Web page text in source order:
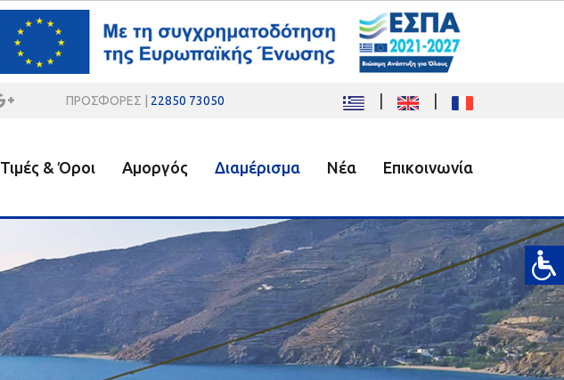
ΠΡΟΣΦΟΡΕΣ | 22850 73050
Τιμές & Όροι Αμοργός Διαμέρισμα Νέα Επικοινωνία